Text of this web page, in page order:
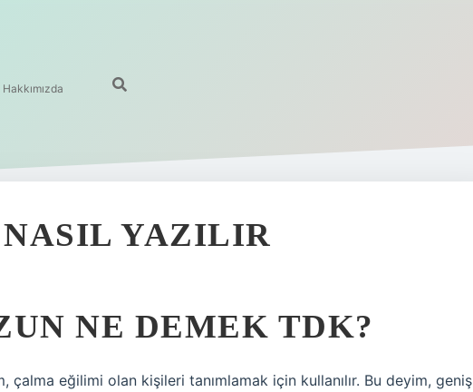
Hakkımızda
YAZILIR
NE DEMEK TDK?
çalma eğilimi olan kişileri tanımlamak için kullanılır. Bu deyim, geniş